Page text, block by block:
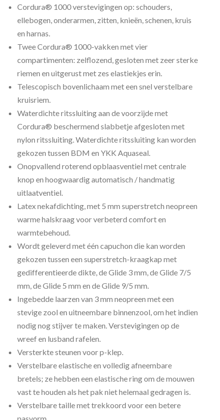
Cordura® 1000 verstevigingen op: schouders,
ellebogen, onderarmen, zitten, knieën, schenen, kruis
en harnas.
Twee Cordura® 1000-vakken met vier
compartimenten: zelflozend, gesloten met zeer sterke
riemen en uitgerust met zes elastiekjes erin.
Telescopisch bovenlichaam met een snel verstelbare
kruisriem.
Waterdichte ritssluiting aan de voorzijde met
Cordura® beschermend slabbetje afgesloten met
nylon ritssluiting. Waterdichte ritssluiting kan worden
gekozen tussen BDM en YKK Aquaseal.
Onopvallend roterend opblaasventiel met centrale
knop en hoogwaardig automatisch / handmatig
uitlaatventiel.
Latex nekafdichting, met 5 mm superstretch neopreen
warme halskraag voor verbeterd comfort en
warmtebehoud.
Wordt geleverd met één capuchon die kan worden
gekozen tussen een superstretch-kraagkap met
gedifferentieerde dikte, de Glide 3 mm, de Glide 7/5
mm, de Glide 5 mm en de Glide 9/5 mm.
Ingebedde laarzen van 3 mm neopreen met een
stevige zool en uitneembare binnenzool, om het indien
nodig nog stijver te maken. Verstevigingen op de
wreef en lusband rafelen.
Versterkte steunen voor p-klep.
Verstelbare elastische en volledig afneembare
bretels; ze hebben een elastische ring om de mouwen
vast te houden als het pak niet helemaal gedragen is.
Verstelbare taille met trekkoord voor een betere